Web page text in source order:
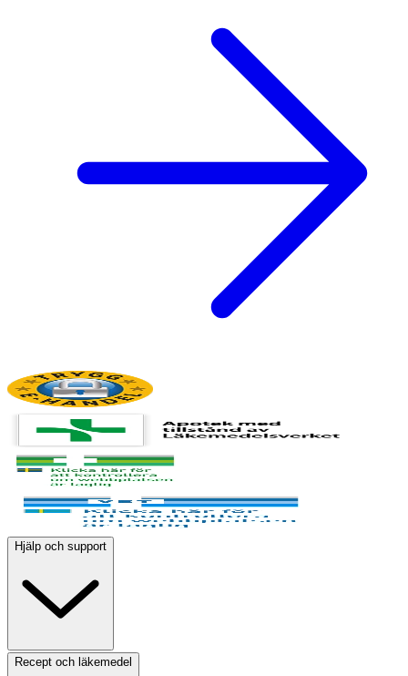
Hjälp och support
Recept och läkemedel